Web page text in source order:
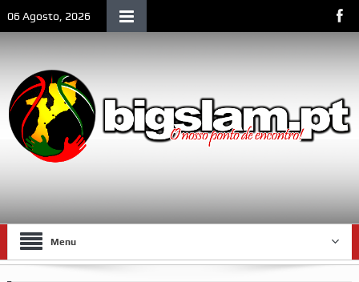
06 Agosto, 2026
Menu